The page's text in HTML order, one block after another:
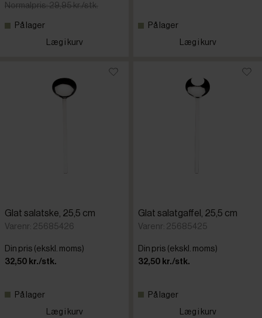
Normalpris: 29,95 kr./stk.
På lager
Læg i kurv
På lager
Læg i kurv
Glat salatske, 25,5 cm
Varenr: 25685426
Din pris (ekskl. moms)
32,50 kr./stk.
På lager
Læg i kurv
Glat salatgaffel, 25,5 cm
Varenr: 25685425
Din pris (ekskl. moms)
32,50 kr./stk.
På lager
Læg i kurv